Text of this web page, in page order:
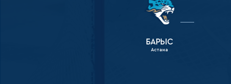
Локомотив
Шанхайские Драконы
БАРЫС
Астана